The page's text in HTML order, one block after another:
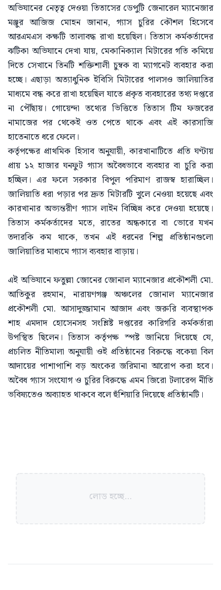
​অভিযানের নেতৃত্ব দেওয়া তিতাসের ডেপুটি জেনারেল ম্যানেজার
মঞ্জুর আজিজ মোহন জানান, গ্যাস চুরির কৌশল হিসেবে
আরএমএস কক্ষটি তালাবদ্ধ রাখা হয়েছিল। তিতাস কর্মকর্তাদের
ঝটিকা অভিযানে দেখা যায়, মেকানিক্যাল মিটারের গতি কমিয়ে
দিতে সেখানে তিনটি শক্তিশালী চুম্বক বা ম্যাগনেট ব্যবহার করা
হচ্ছে। এছাড়া অত্যাধুনিক ইবিসি মিটারের পালসও জালিয়াতির
মাধ্যমে বন্ধ করে রাখা হয়েছিল যাতে প্রকৃত ব্যবহারের তথ্য দপ্তরে
না পৌঁছায়। গোয়েন্দা তথ্যের ভিত্তিতে তিতাস টিম ফজরের
নামাজের পর থেকেই ওত পেতে থাকে এবং এই কারসাজি
হাতেনাতে ধরে ফেলে।
​কর্তৃপক্ষের প্রাথমিক হিসাব অনুযায়ী, কারখানাটিতে প্রতি ঘণ্টায়
প্রায় ১২ হাজার ঘনফুট গ্যাস অবৈধভাবে ব্যবহার বা চুরি করা
হচ্ছিল। এর ফলে সরকার বিপুল পরিমাণ রাজস্ব হারাচ্ছিল।
জালিয়াতি ধরা পড়ার পর দ্রুত মিটারটি খুলে নেওয়া হয়েছে এবং
কারখানার অভ্যন্তরীণ গ্যাস লাইন বিচ্ছিন্ন করে দেওয়া হয়েছে।
তিতাস কর্মকর্তাদের মতে, রাতের অন্ধকারে বা ভোরে যখন
তদারকি কম থাকে, তখন এই ধরনের শিল্প প্রতিষ্ঠানগুলো
জালিয়াতির মাধ্যমে গ্যাস ব্যবহার বাড়ায়।
​এই অভিযানে ফতুল্লা জোনের জোনাল ম্যানেজার প্রকৌশলী মো.
আতিকুর রহমান, নারায়ণগঞ্জ অঞ্চলের জোনাল ম্যানেজার
প্রকৌশলী মো. আসাদুজ্জামান আজাদ এবং জরুরি ব্যবস্থাপক
শাহ এমদাদ হোসেনসহ সংশ্লিষ্ট দপ্তরের কারিগরি কর্মকর্তারা
উপস্থিত ছিলেন। তিতাস কর্তৃপক্ষ স্পষ্ট জানিয়ে দিয়েছে যে,
প্রচলিত নীতিমালা অনুযায়ী ওই প্রতিষ্ঠানের বিরুদ্ধে বকেয়া বিল
আদায়ের পাশাপাশি বড় অংকের জরিমানা আরোপ করা হবে।
অবৈধ গ্যাস সংযোগ ও চুরির বিরুদ্ধে এমন জিরো টলারেন্স নীতি
ভবিষ্যতেও অব্যাহত থাকবে বলে হুঁশিয়ারি দিয়েছে প্রতিষ্ঠানটি।
লোড হচ্ছে...